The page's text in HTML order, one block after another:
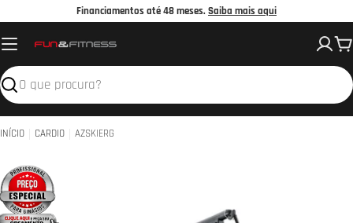
o
conteúdo
Financiamentos até 48 meses.Saiba mais aqui
Pesquisar
INÍCIO CARDIO AZSKIERG